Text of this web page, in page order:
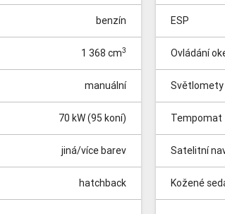
benzín
1 368 cm3
manuální
70 kW (95 koní)
jiná/více barev
hatchback
ESP
Ovládání
Světlomety
Tempomat
Satelitní
Kožené